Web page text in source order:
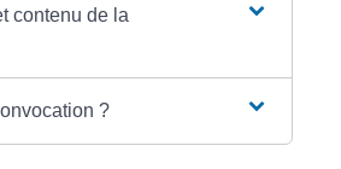
contenu de la
?